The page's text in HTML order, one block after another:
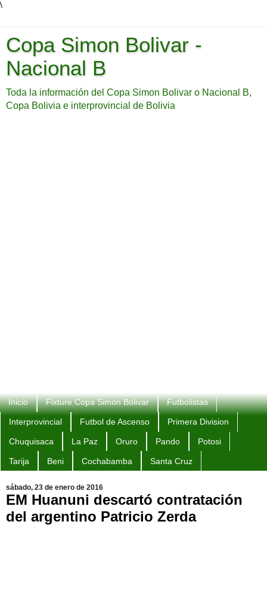
\
Copa Simon Bolivar -
Nacional B
Toda la información del Copa Simon Bolivar o Nacional B,
Copa Bolivia e interprovincial de Bolivia
Inicio Fixture Copa Simon Bolivar Futbolistas
Interprovincial Futbol de Ascenso Primera Division
Chuquisaca La Paz Oruro Pando Potosi
Tarija Beni Cochabamba Santa Cruz
sábado, 23 de enero de 2016
EM Huanuni descartó contratación
del argentino Patricio Zerda